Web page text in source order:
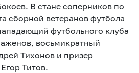
В стане соперников по
сборной ветеранов футбола
футбольного клуба
восьмикратный
Тихонов и призер
Титов.